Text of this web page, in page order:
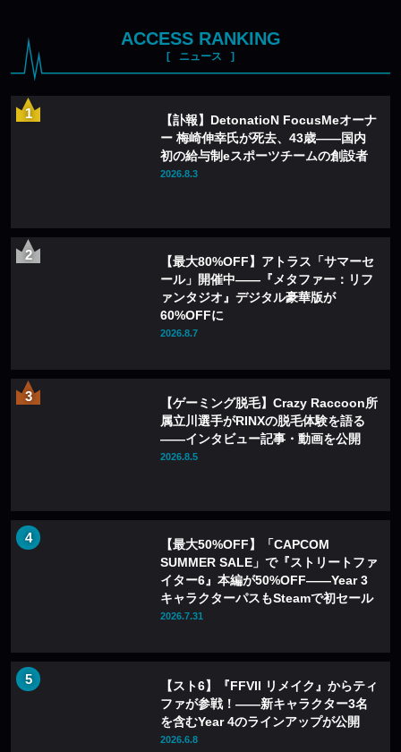
ACCESS RANKING
ニュース
【訃報】DetonatioN FocusMeオーナ
ー 梅崎伸幸氏が死去、43歳——国内
初の給与制eスポーツチームの創設者
2026.8.3
【最大80%OFF】アトラス「サマーセ
ール」開催中——『メタファー：リフ
ァンタジオ』デジタル豪華版が
60%OFFに
2026.8.7
【ゲーミング脱毛】Crazy Raccoon所
属立川選手がRINXの脱毛体験を語る
——インタビュー記事・動画を公開
2026.8.5
【最大50%OFF】「CAPCOM
SUMMER SALE」で『ストリートファ
イター6』本編が50%OFF——Year 3
キャラクターパスもSteamで初セール
2026.7.31
【スト6】『FFVII リメイク』からティ
ファが参戦！――新キャラクター3名
を含むYear 4のラインアップが公開
2026.6.8